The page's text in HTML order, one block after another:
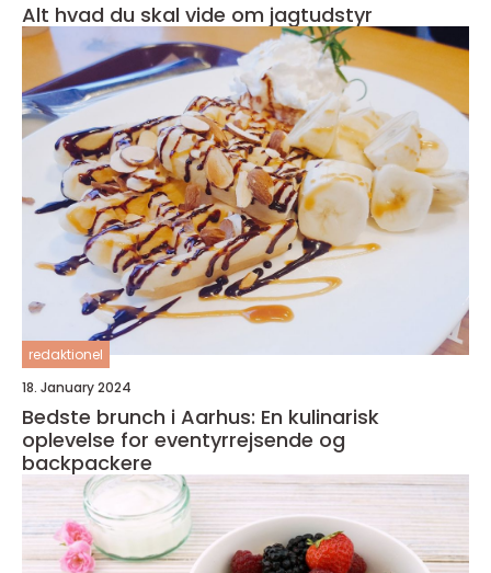
Alt hvad du skal vide om jagtudstyr
redaktionel
18. January 2024
Bedste brunch i Aarhus: En kulinarisk
oplevelse for eventyrrejsende og
backpackere